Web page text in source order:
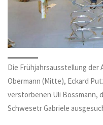
Die Frühjahrsausstellung der
Obermann (Mitte), Eckard
verstorbenen Uli Bossmann,
Schwesetr Gabriele